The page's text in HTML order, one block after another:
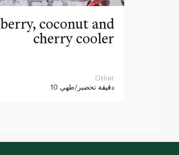
coconut and
cherry cooler
Other
10 دقيقة تحضير/طهي